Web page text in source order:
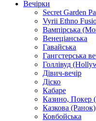
Вечірки
Secret Garden
Vyrii Ethno
Вампірська
Венеціанська
Гавайська
Гангстерська
Голлівуд
Дівич-вечір
Діско
Кабаре
Казино, Покер
Казкова (Ранок)
Ковбойська